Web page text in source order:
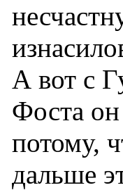
А вот с
Фоста он
потому,
дальше